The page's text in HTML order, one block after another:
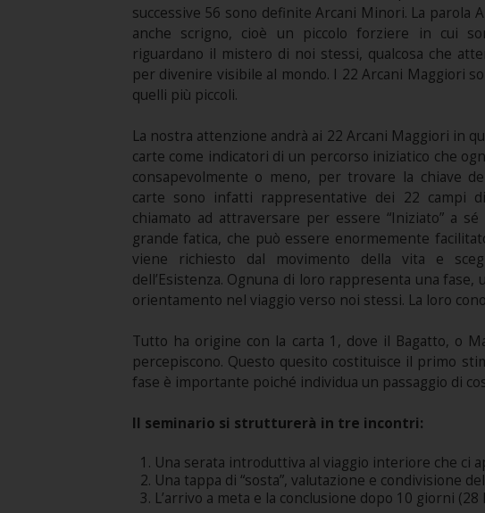
successive 56 sono definite Arcani Minori. La parola
anche scrigno, cioè un piccolo forziere in cui
riguardano il mistero di noi stessi, qualcosa che
per divenire visibile al mondo. I 22 Arcani Maggiori
quelli più piccoli.
La nostra attenzione andrà ai 22 Arcani Maggiori in
carte come indicatori di un percorso iniziatico che
consapevolmente o meno, per trovare la chiave
carte sono infatti rappresentative dei 22 campi
chiamato ad attraversare per essere “Iniziato” a
grande fatica, che può essere enormemente
viene richiesto dal movimento della vita e
dell’Esistenza. Ognuna di loro rappresenta una
orientamento nel viaggio verso noi stessi. La loro
Tutto ha origine con la carta 1, dove il Bagatto, o
percepiscono. Questo quesito costituisce il primo
fase è importante poiché individua un passaggio di
Il seminario si strutturerà in tre incontri:
Una serata introduttiva al viaggio interiore che ci
Una tappa di “sosta”, valutazione e condivisione
L’arrivo a meta e la conclusione dopo 10 giorni (28